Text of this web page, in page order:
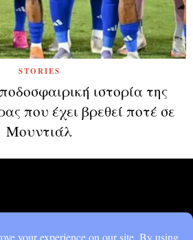
STORIES
ιστορία της
που έχει βρεθεί ποτέ σε
Μουντιάλ